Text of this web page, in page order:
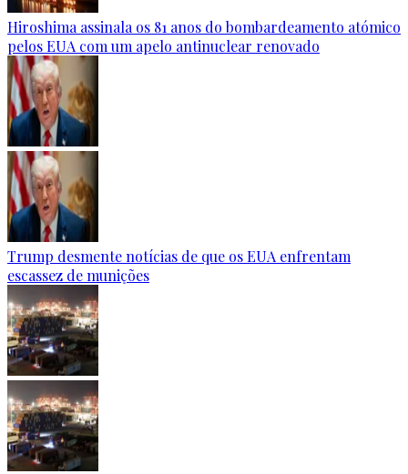
Hiroshima assinala os 81 anos do bombardeamento atómico
pelos EUA com um apelo antinuclear renovado
Trump desmente notícias de que os EUA enfrentam
escassez de munições